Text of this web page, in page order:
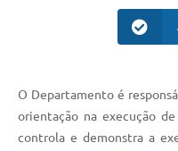
O Departamento é
orientação na execução
controla e demonstra a